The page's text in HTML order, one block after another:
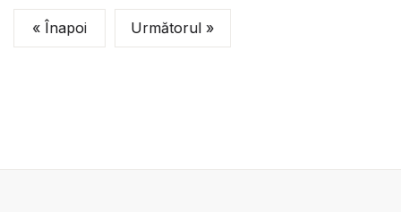
« Înapoi Următorul »